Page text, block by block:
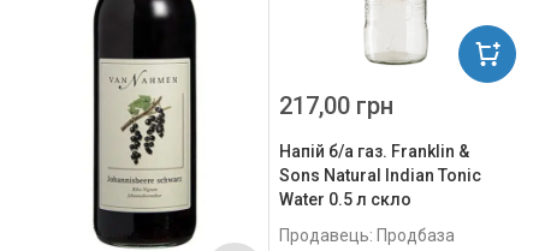
Напій б/а газ. Franklin &
Sons Natural Indian Tonic
Water 0.5 л скло
Продавець: Продбаза
217,00 грн